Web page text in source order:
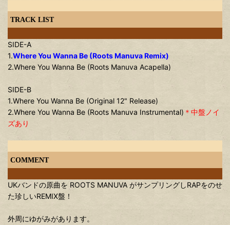
TRACK LIST
SIDE-A
1.Where You Wanna Be (Roots Manuva Remix)
2.Where You Wanna Be (Roots Manuva Acapella)
SIDE-B
1.Where You Wanna Be (Original 12" Release)
2.Where You Wanna Be (Roots Manuva Instrumental) ＊中盤ノイ
ズあり
COMMENT
UKバンドの原曲を ROOTS MANUVA がサンプリングしRAPをのせ
た珍しいREMIX盤！
外周にゆがみがあります。